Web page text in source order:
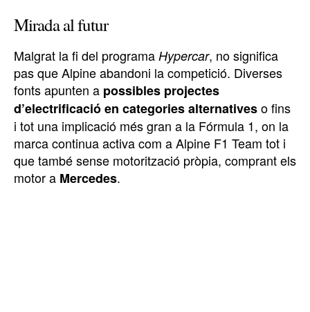
Mirada al futur
Malgrat la fi del programa Hypercar, no significa
pas que Alpine abandoni la competició. Diverses
fonts apunten a possibles projectes
d’electrificació en categories alternativeso fins
i tot una implicació més gran a la Fórmula 1, on la
marca continua activa com a Alpine F1 Team tot i
que també sense motorització pròpia, comprant els
motor a Mercedes.